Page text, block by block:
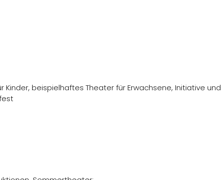
beispielhaftes Theater für Erwachsene, Initiative und